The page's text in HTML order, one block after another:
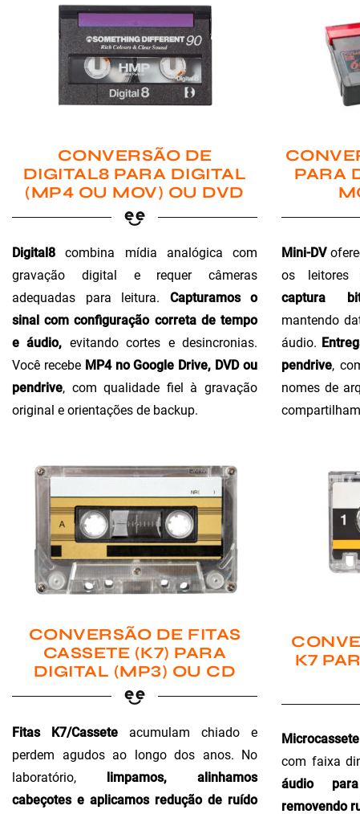
CONVERSÃO DE
DIGITAL8 PARA DIGITAL
(MP4 OU MOV) OU DVD
Digital8 combina mídia analógica com
gravação digital e requer câmeras
adequadas para leitura. Capturamos o
sinal com configuração correta de tempo
e áudio, evitando cortes e desincronias.
Você recebe MP4 no Google Drive, DVD ou
pendrive, com qualidade fiel à gravação
original e orientações de backup.
PARA
Mini-DV
os leitores
captura
mantendo
áudio.
pendrive,
nomes de
CONVERSÃO DE FITAS
CASSETE (K7) PARA
DIGITAL (MP3) OU CD
Fitas K7/Cassete acumulam chiado e
perdem agudos ao longo dos anos. No
laboratório, limpamos, alinhamos
cabeçotes e aplicamos redução de ruído
K7
Microcassete
com faixa
áudio
removendo